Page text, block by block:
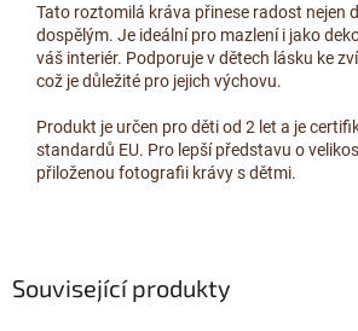
Související produkty
Tato roztomilá kráva přinese radost nejen
dospělým. Je ideální pro mazlení i jako
váš interiér. Podporuje v dětech lásku ke
což je důležité pro jejich výchovu.
Produkt je určen pro děti od 2 let a je
standardů EU. Pro lepší představu o
přiloženou fotografii krávy s dětmi.